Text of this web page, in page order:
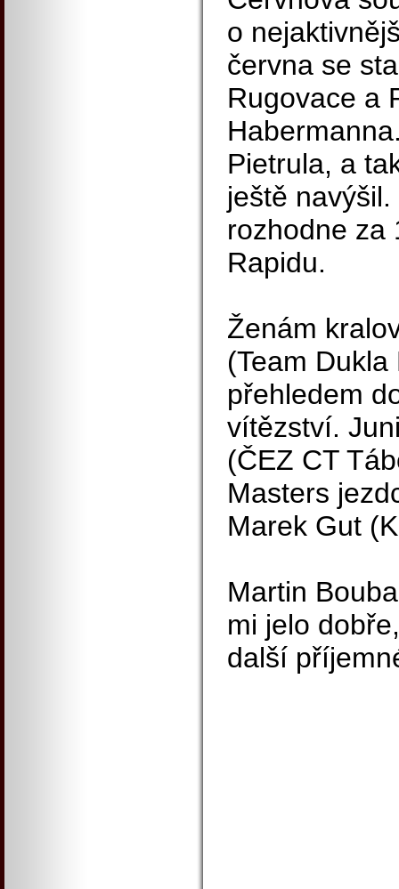
o
června se
Rugovace a
Pietrula, a
ještě
rozhodne za
Rapidu.
Ženám
(Team
přehledem
vítězství.
(ČEZ CT
Masters
Marek Gut
Martin
mi jelo
další